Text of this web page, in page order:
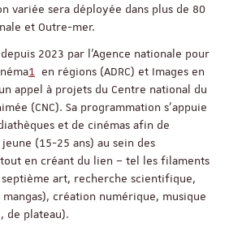
variée sera déployée dans plus de 80
et Outre-mer.
2023 par l’Agence nationale pour
1 en régions (ADRC) et Images en
appel à projets du Centre national du
(CNC). Sa programmation s’appuie
et de cinémas afin de
(15-25 ans) au sein des
en créant du lien – tel les filaments
art, recherche scientifique,
création numérique, musique
de plateau).